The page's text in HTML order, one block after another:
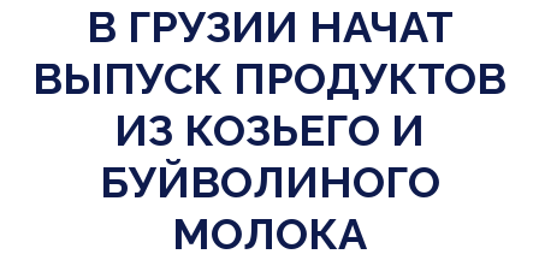
В ГРУЗИИ НАЧАТ
ВЫПУСК ПРОДУКТОВ
ИЗ КОЗЬЕГО И
БУЙВОЛИНОГО
МОЛОКА